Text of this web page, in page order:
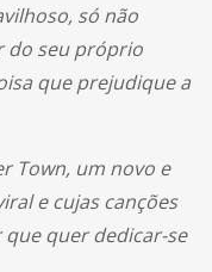
só não
do seu próprio
que prejudique a
Town, um novo e
e cujas canções
quer dedicar-se